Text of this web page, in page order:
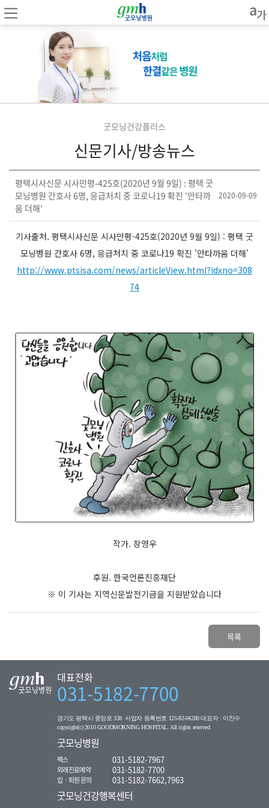
굿모닝건강플러스
신문기사/방송뉴스
평택시사신문 시사만평-425호(2020년 9월 9일) : 평택 굿
모닝병원 간호사 6명, 응급처치 중 코로나19 확진 '안타까
움 더해'
2020-09-09
목록
대표전화
031-5182-7700
경기도 평택시 중앙로 338 사업자 등록번호 125-82-04280 대표자 : 이진수
copyright(c) 2010 GOODMORNING HOSPITAL. All rights reserved.
굿모닝병원
팩스 031-5182-7967
외래진료예약 031-5182-7700
입ㆍ퇴원 문의 031-5182-7662,7963
굿모닝건강행복센터